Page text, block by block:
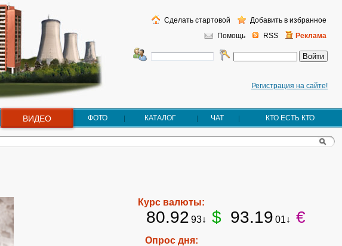
Регистрация на сайте!
Помощь RSS Реклама
Сделать стартовой Добавить в избранное
ВИДЕО ФОТО КАТАЛОГ ЧАТ КТО ЕСТЬ КТО
Курс валюты:
80.92 93↓ $ 93.19 01↓ €
Опрос дня: